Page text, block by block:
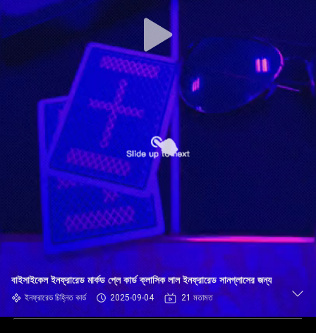
বাইসাইকেল ইনফ্রারেড মার্কড প্লে কার্ড ক্লাসিক লাল ইনফ্রারেড সানগ্লাসের জন্য
ইনফ্রারেড চিহ্নিত কার্ড 2025-09-04 21 মতামত